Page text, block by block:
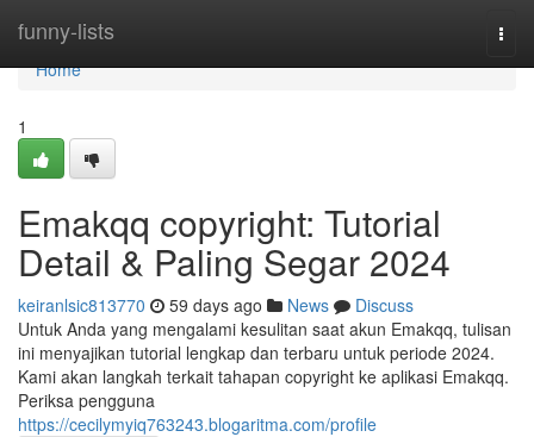
funny-lists
Home
Home
1
Emakqq copyright: Tutorial
Detail & Paling Segar 2024
keiranlsic813770 59 days ago News
Discuss
Untuk Anda yang mengalami kesulitan saat akun Emakqq, tulisan
ini menyajikan tutorial lengkap dan terbaru untuk periode 2024.
Kami akan langkah terkait tahapan copyright ke aplikasi Emakqq.
Periksa pengguna
https://cecilymyiq763243.blogaritma.com/profile